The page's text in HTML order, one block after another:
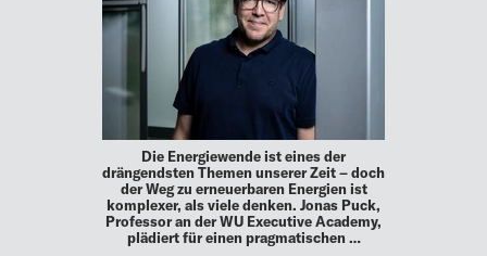
Die Energiewende ist eines der
drängendsten Themen unserer Zeit – doch
der Weg zu erneuerbaren Energien ist
komplexer, als viele denken. Jonas Puck,
Professor an der WU Executive Academy,
plädiert für einen pragmatischen …